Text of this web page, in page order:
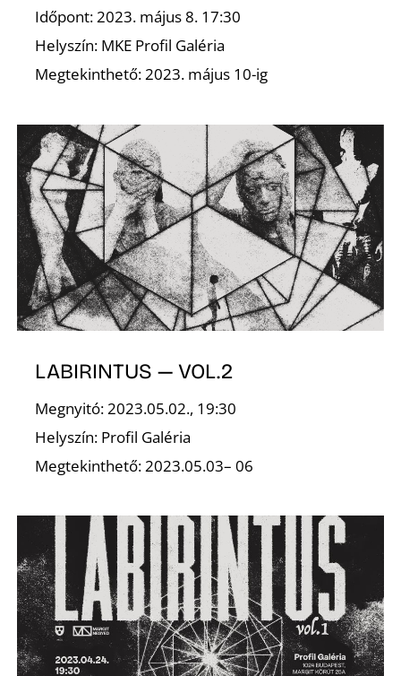
Időpont: 2023. május 8. 17:30
Helyszín: MKE Profil Galéria
Megtekinthető: 2023. május 10-ig
LABIRINTUS — VOL.2
Megnyitó: 2023.05.02., 19:30
Helyszín: Profil Galéria
Megtekinthető: 2023.05.03– 06